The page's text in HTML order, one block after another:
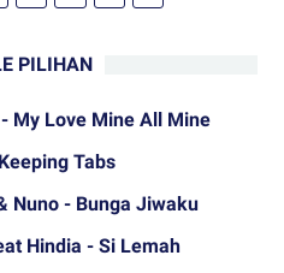
PILIHAN
My Love Mine All Mine
Tabs
Nuno - Bunga Jiwaku
Hindia - Si Lemah